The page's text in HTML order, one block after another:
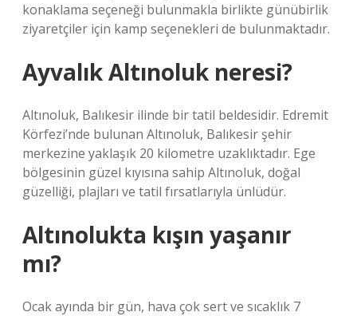
konaklama seçeneği bulunmakla birlikte günübirlik
ziyaretçiler için kamp seçenekleri de bulunmaktadır.
Ayvalık Altınoluk neresi?
Altınoluk, Balıkesir ilinde bir tatil beldesidir. Edremit
Körfezi’nde bulunan Altınoluk, Balıkesir şehir
merkezine yaklaşık 20 kilometre uzaklıktadır. Ege
bölgesinin güzel kıyısına sahip Altınoluk, doğal
güzelliği, plajları ve tatil fırsatlarıyla ünlüdür.
Altınolukta kışın yaşanır
mı?
Ocak ayında bir gün, hava çok sert ve sıcaklık 7